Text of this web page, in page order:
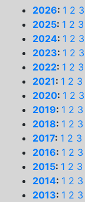
2026: 1 2 3
2025: 1 2 3
2024: 1 2 3
2023: 1 2 3
2022: 1 2 3
2021: 1 2 3
2020: 1 2 3
2019: 1 2 3
2018: 1 2 3
2017: 1 2 3
2016: 1 2 3
2015: 1 2 3
2014: 1 2 3
2013: 1 2 3